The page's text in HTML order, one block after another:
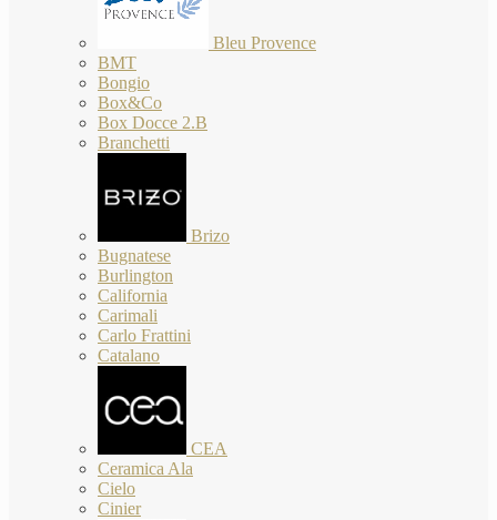
Bleu Provence
BMT
Bongio
Box&Co
Box Docce 2.B
Branchetti
Brizo
Bugnatese
Burlington
California
Carimali
Carlo Frattini
Catalano
CEA
Ceramica Ala
Cielo
Cinier